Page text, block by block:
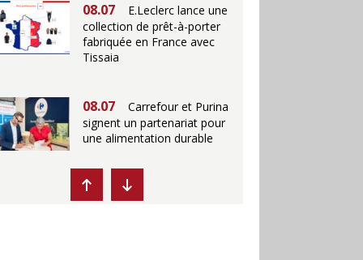
08.07
E.Leclerc lance une
collection de prêt-à-porter
fabriquée en France avec
Tissaia
08.07
Carrefour et Purina
signent un partenariat pour
une alimentation durable
07.07
Ikea propose des